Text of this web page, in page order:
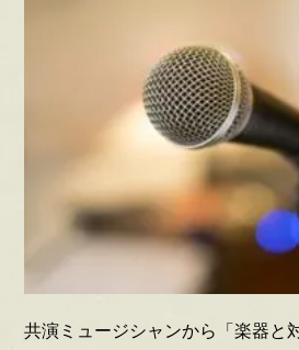
共演ミュージシャンから「楽器と